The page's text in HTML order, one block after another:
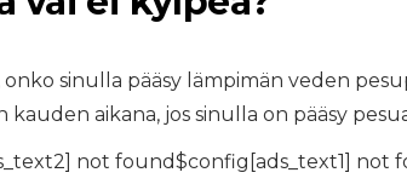
onko sinulla pääsy lämpimän veden
kauden aikana, jos sinulla on pääsy
not found$config[ads_text1] not